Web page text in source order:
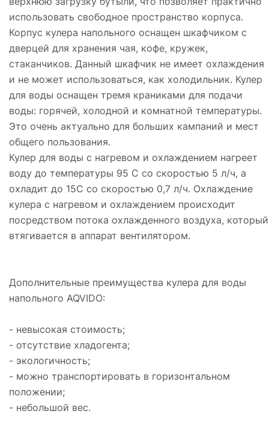
использовать свободное пространство корпуса.
Корпус кулера напольного оснащен шкафчиком с
дверцей для хранения чая, кофе, кружек,
стаканчиков. Данный шкафчик не имеет охлаждения
и не может использоваться, как холодильник. Кулер
для воды оснащен тремя краниками для подачи
воды: горячей, холодной и комнатной температуры.
Это очень актуально для больших кампаний и мест
общего пользования.
Кулер для воды с нагревом и охлаждением нагреет
воду до температуры 95 С со скоростью 5 л/ч, а
охладит до 15С со скоростью 0,7 л/ч. Охлаждение
кулера с нагревом и охлаждением происходит
посредством потока охлажденного воздуха, который
втягивается в аппарат вентилятором.
Дополнительные преимущества кулера для воды
напольного AQVIDO:
- невысокая стоимость;
- отсутствие хладогента;
- экологичность;
- можно транспортировать в горизонтальном
положении;
- небольшой вес.